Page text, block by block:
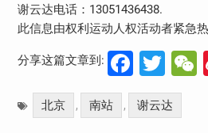
谢云达电话：13051436438.
此信息由权利运动人权活动者紧急
分享这篇文章到:
北京 , 南站 , 谢云达